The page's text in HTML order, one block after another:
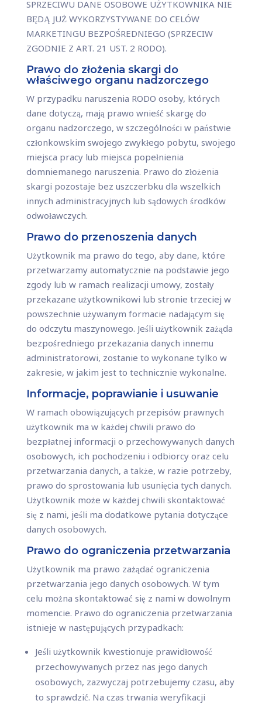
SPRZECIWU DANE OSOBOWE UŻYTKOWNIKA NIE
BĘDĄ JUŻ WYKORZYSTYWANE DO CELÓW
MARKETINGU BEZPOŚREDNIEGO (SPRZECIW
ZGODNIE Z ART. 21 UST. 2 RODO).
Prawo do złożenia skargi do
właściwego organu nadzorczego
W przypadku naruszenia RODO osoby, których
dane dotyczą, mają prawo wnieść skargę do
organu nadzorczego, w szczególności w państwie
członkowskim swojego zwykłego pobytu, swojego
miejsca pracy lub miejsca popełnienia
domniemanego naruszenia. Prawo do złożenia
skargi pozostaje bez uszczerbku dla wszelkich
innych administracyjnych lub sądowych środków
odwoławczych.
Prawo do przenoszenia danych
Użytkownik ma prawo do tego, aby dane, które
przetwarzamy automatycznie na podstawie jego
zgody lub w ramach realizacji umowy, zostały
przekazane użytkownikowi lub stronie trzeciej w
powszechnie używanym formacie nadającym się
do odczytu maszynowego. Jeśli użytkownik zażąda
bezpośredniego przekazania danych innemu
administratorowi, zostanie to wykonane tylko w
zakresie, w jakim jest to technicznie wykonalne.
Informacje, poprawianie i usuwanie
W ramach obowiązujących przepisów prawnych
użytkownik ma w każdej chwili prawo do
bezpłatnej informacji o przechowywanych danych
osobowych, ich pochodzeniu i odbiorcy oraz celu
przetwarzania danych, a także, w razie potrzeby,
prawo do sprostowania lub usunięcia tych danych.
Użytkownik może w każdej chwili skontaktować
się z nami, jeśli ma dodatkowe pytania dotyczące
danych osobowych.
Prawo do ograniczenia przetwarzania
Użytkownik ma prawo zażądać ograniczenia
przetwarzania jego danych osobowych. W tym
celu można skontaktować się z nami w dowolnym
momencie. Prawo do ograniczenia przetwarzania
istnieje w następujących przypadkach:
Jeśli użytkownik kwestionuje prawidłowość
przechowywanych przez nas jego danych
osobowych, zazwyczaj potrzebujemy czasu, aby
to sprawdzić. Na czas trwania weryfikacji